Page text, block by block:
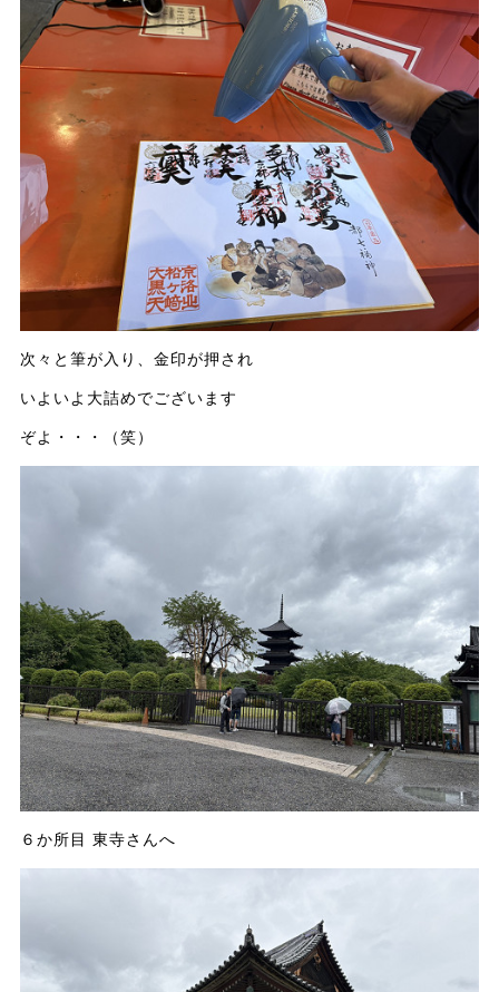
次々と筆が入り、金印が押され
いよいよ大詰めでございます
ぞよ・・・（笑）
６か所目 東寺さんへ